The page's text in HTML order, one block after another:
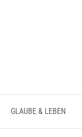
GLAUBE & LEBEN